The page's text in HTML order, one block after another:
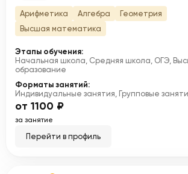
Арифметика Алгебра
Геометрия
Высшая математика
Этапы обучения:
Начальная школа, Средняя школа, ОГЭ,
образование
Форматы занятий:
Индивидуальные занятия, Групповые
от 1100 ₽
за занятие
Перейти в профиль